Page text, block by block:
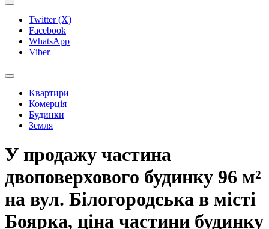
Twitter (X)
Facebook
WhatsApp
Viber
Квартири
Комерція
Будинки
Земля
У продажу частина
двоповерхового будинку 96 м²
на вул. Білогородська в місті
Боярка, ціна частини будинку